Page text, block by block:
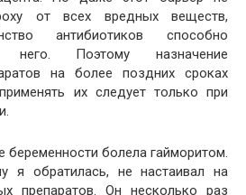
от всех вредных веществ,
антибиотиков способно
него. Поэтому назначение
на более поздних сроках
их следует только при
беременности болела гайморитом.
я обратилась, не настаивал на
препаратов. Он несколько раз